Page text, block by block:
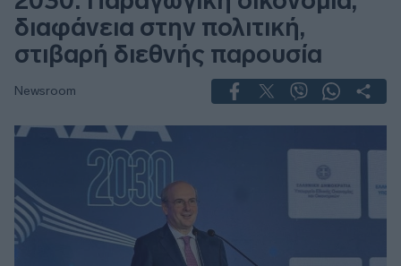
διαφάνεια στην πολιτική,
στιβαρή διεθνής παρουσία
Newsroom